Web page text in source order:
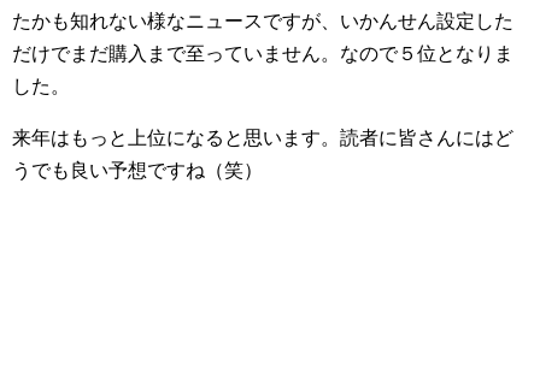
たかも知れない様なニュースですが、いかんせん設定した
だけでまだ購入まで至っていません。なので５位となりま
した。
来年はもっと上位になると思います。読者に皆さんにはど
うでも良い予想ですね（笑）